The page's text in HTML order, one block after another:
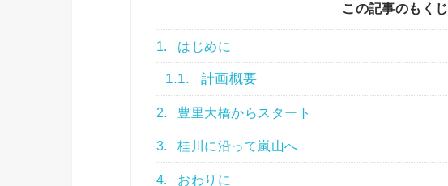
この記事のもくじ
1. はじめに
1.1. 計画概要
2. 豊里大橋からスタート
3. 桂川に沿って嵐山へ
4. おわりに